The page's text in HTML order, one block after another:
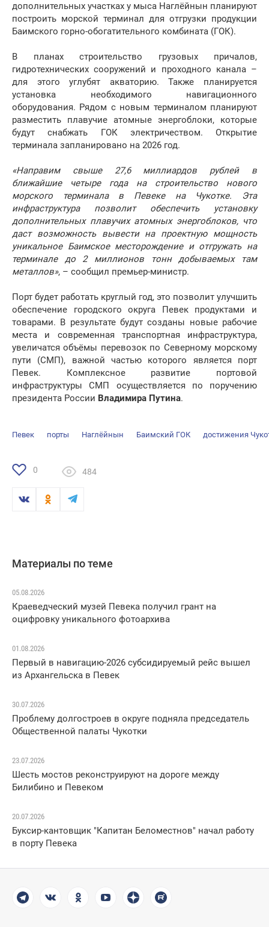
дополнительных участках у мыса Наглёйнын планируют
построить морской терминал для отгрузки продукции
Баимского горно-обогатительного комбината (ГОК).
В планах строительство грузовых причалов,
гидротехнических сооружений и проходного канала –
для этого углубят акваторию. Также планируется
установка необходимого навигационного
оборудования. Рядом с новым терминалом планируют
разместить плавучие атомные энергоблоки, которые
будут снабжать ГОК электричеством. Открытие
терминала запланировано на 2026 год.
«Направим свыше 27,6 миллиардов рублей в
ближайшие четыре года на строительство нового
морского терминала в Певеке на Чукотке. Эта
инфраструктура позволит обеспечить установку
дополнительных плавучих атомных энергоблоков, что
даст возможность вывести на проектную мощность
уникальное Баимское месторождение и отгружать на
терминале до 2 миллионов тонн добываемых там
металлов», – сообщил премьер-министр.
Порт будет работать круглый год, это позволит улучшить
обеспечение городского округа Певек продуктами и
товарами. В результате будут созданы новые рабочие
места и современная транспортная инфраструктура,
увеличатся объёмы перевозок по Северному морскому
пути (СМП), важной частью которого является порт
Певек. Комплексное развитие портовой
инфраструктуры СМП осуществляется по поручению
президента России Владимира Путина.
Певек порты Наглёйнын Баимский ГОК достижения
0 484
Материалы по теме
05.08.2026
Краеведческий музей Певека получил грант на
оцифровку уникального фотоархива
01.08.2026
Первый в навигацию-2026 субсидируемый рейс вышел
из Архангельска в Певек
30.07.2026
Проблему долгостроев в округе подняла председатель
Общественной палаты Чукотки
23.07.2026
Шесть мостов реконструируют на дороге между
Билибино и Певеком
20.07.2026
Буксир-кантовщик "Капитан Беломестнов" начал работу
в порту Певека